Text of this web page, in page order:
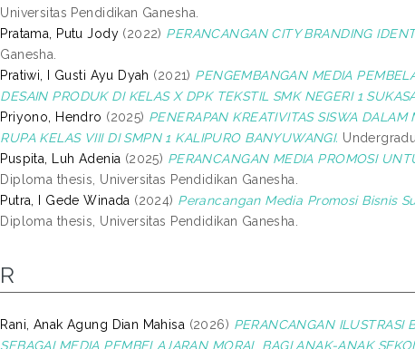
Universitas Pendidikan Ganesha.
Pratama, Putu Jody(2022) PERANCANGAN CITY BRANDING
Ganesha.
Pratiwi, I Gusti Ayu Dyah (2021) PENGEMBANGAN MEDIA
DESAIN PRODUK DI KELAS X DPK TEKSTIL SMK NEGERI 1
Priyono, Hendro (2025) PENERAPAN KREATIVITAS SISWA
RUPA KELAS VIII DI SMPN 1 KALIPURO BANYUWANGI.
Puspita, Luh Adenia (2025) PERANCANGAN MEDIA PROMOSI
Diploma thesis, Universitas Pendidikan Ganesha.
Putra, I Gede Winada (2024) Perancangan Media Promosi Bisnis
Diploma thesis, Universitas Pendidikan Ganesha.
R
Rani, Anak Agung Dian Mahisa (2026) PERANCANGAN ILUSTRASI
SEBAGAI MEDIA PEMBELAJARAN MORAL BAGI ANAK-ANAK